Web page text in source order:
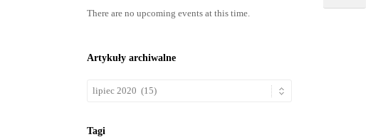
There are no upcoming events at this time.
Artykuły archiwalne
Artykuły
Tagi